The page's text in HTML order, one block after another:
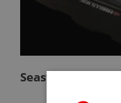
Seastorm 13 S